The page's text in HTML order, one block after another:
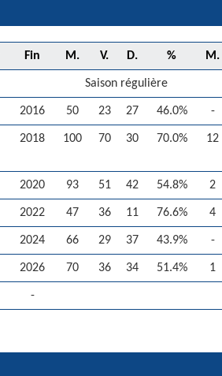
Fin M. V. D. % M.
Saison régulière
2016 50 23 27 46.0% -
2018 100 70 30 70.0% 12
2020 93 51 42 54.8% 2
2022 47 36 11 76.6% 4
2024 66 29 37 43.9% -
2026 70 36 34 51.4% 1
-